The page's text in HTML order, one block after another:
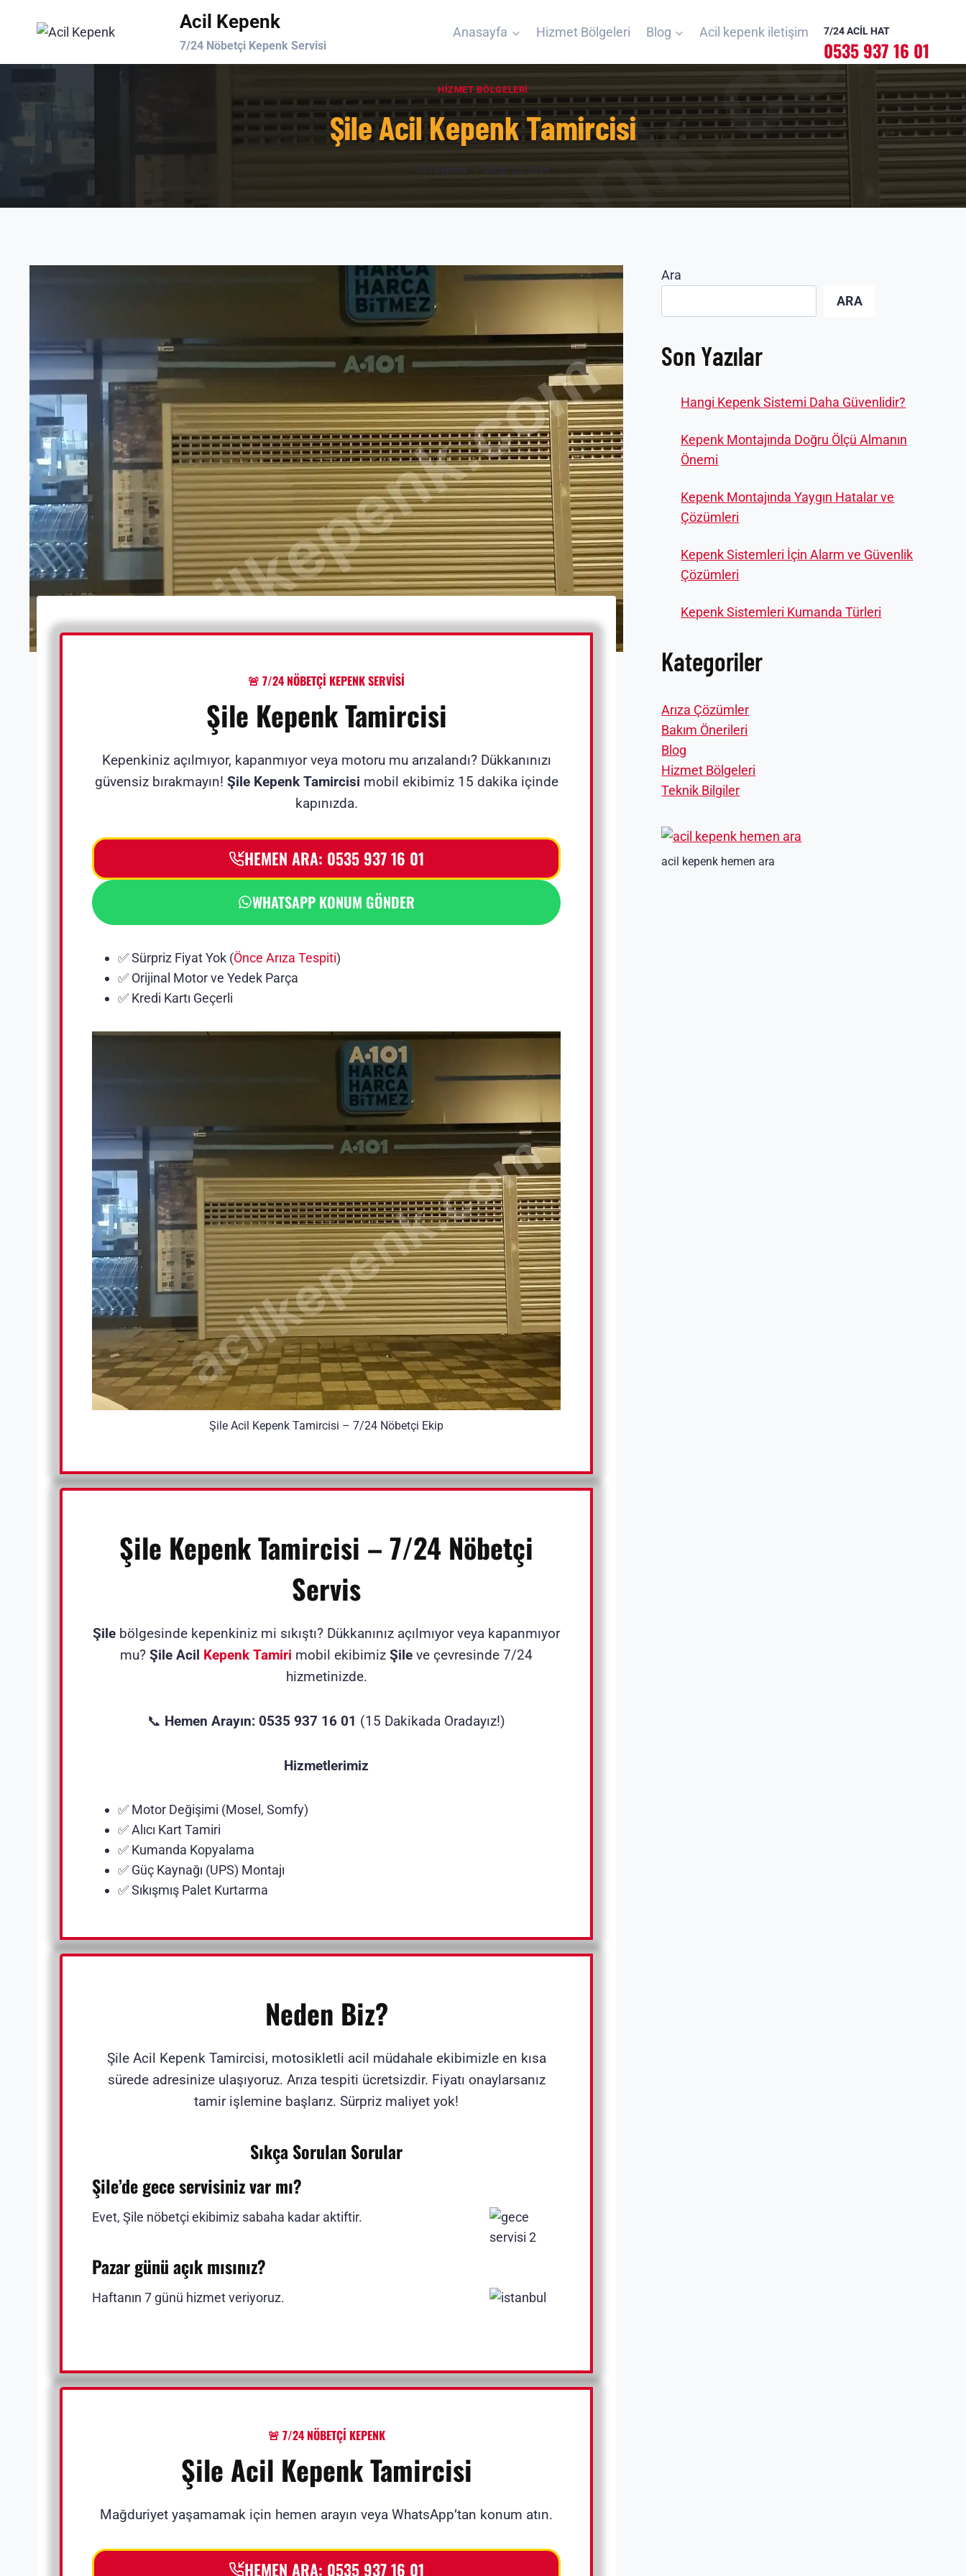
Acil Kepenk
7/24 Nöbetçi Kepenk Servisi
Anasayfa Hizmet Bölgeleri Blog Acil kepenk iletişim 7/24 ACİL HAT
0535 937 16 01
HIZMET BÖLGELERI
Şile Acil Kepenk Tamircisi
Acil Kepenk Şubat 20, 2026
🚨 7/24 NÖBETÇİ KEPENK SERVİSİ
Şile Kepenk Tamircisi
Kepenkiniz açılmıyor, kapanmıyor veya motoru mu arızalandı? Dükkanınızı
güvensiz bırakmayın! Şile Kepenk Tamircisi mobil ekibimiz 15 dakika içinde
kapınızda.
HEMEN ARA: 0535 937 16 01
WHATSAPP KONUM GÖNDER
✅ Sürpriz Fiyat Yok (Önce Arıza Tespiti)
✅ Orijinal Motor ve Yedek Parça
✅ Kredi Kartı Geçerli
Şile Acil Kepenk Tamircisi – 7/24 Nöbetçi Ekip
Şile Kepenk Tamircisi – 7/24 Nöbetçi
Servis
Şile bölgesinde kepenkiniz mi sıkıştı? Dükkanınız açılmıyor veya kapanmıyor
mu?ŞileAcil Kepenk Tamiri mobil ekibimizŞileve çevresinde 7/24
hizmetinizde.
📞 Hemen Arayın: 0535 937 16 01 (15 Dakikada Oradayız!)
Hizmetlerimiz
✅ Motor Değişimi (Mosel, Somfy)
✅ Alıcı Kart Tamiri
✅ Kumanda Kopyalama
✅ Güç Kaynağı (UPS) Montajı
✅ Sıkışmış Palet Kurtarma
Neden Biz?
Şile Acil Kepenk Tamircisi, motosikletli acil müdahale ekibimizle en kısa
sürede adresinize ulaşıyoruz. Arıza tespiti ücretsizdir. Fiyatı onaylarsanız
tamir işlemine başlarız. Sürpriz maliyet yok!
Sıkça Sorulan Sorular
Şile’de gece servisiniz var mı?
Evet, Şile nöbetçi ekibimiz sabaha kadar aktiftir.
Pazar günü açık mısınız?
Haftanın 7 günü hizmet veriyoruz.
🚨 7/24 NÖBETÇİ KEPENK
Şile Acil Kepenk Tamircisi
Mağduriyet yaşamamak için hemen arayın veya WhatsApp’tan konum atın.
HEMEN ARA: 0535 937 16 01
Ara
ARA
Son Yazılar
Hangi Kepenk Sistemi Daha Güvenlidir?
Kepenk Montajında Doğru Ölçü Almanın
Önemi
Kepenk Montajında Yaygın Hatalar ve
Çözümleri
Kepenk Sistemleri İçin Alarm ve Güvenlik
Çözümleri
Kepenk Sistemleri Kumanda Türleri
Kategoriler
Arıza Çözümler
Bakım Önerileri
Blog
Hizmet Bölgeleri
Teknik Bilgiler
acil kepenk hemen ara